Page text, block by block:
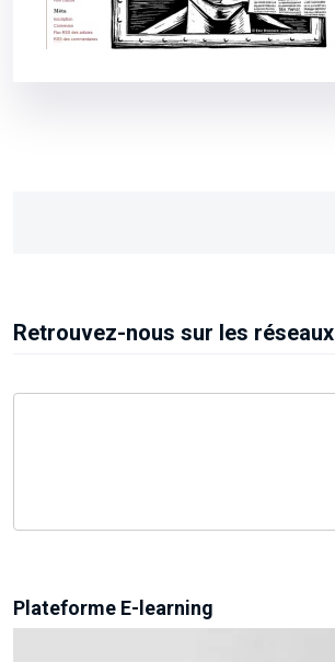
Retrouvez-nous sur les réseaux
Plateforme E-learning